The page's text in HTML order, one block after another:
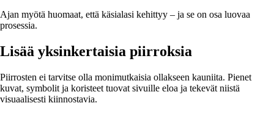
Ajan myötä huomaat, että käsialasi kehittyy – ja se on osa luovaa
prosessia.
Lisää yksinkertaisia piirroksia
Piirrosten ei tarvitse olla monimutkaisia ollakseen kauniita. Pienet
kuvat, symbolit ja koristeet tuovat sivuille eloa ja tekevät niistä
visuaalisesti kiinnostavia.